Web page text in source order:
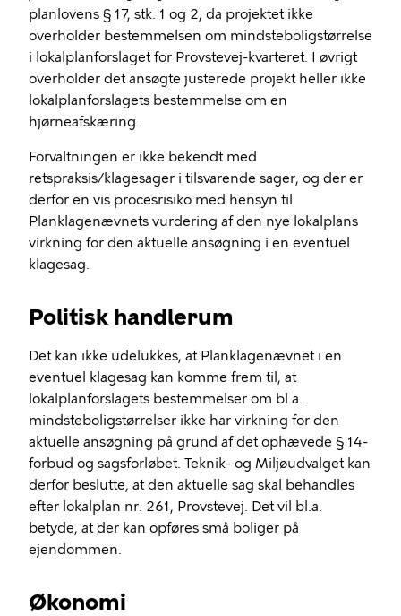
planlovens § 17, stk. 1 og 2, da projektet ikke
overholder bestemmelsen om mindsteboligstørrelse
i lokalplanforslaget for Provstevej-kvarteret. I øvrigt
overholder det ansøgte justerede projekt heller ikke
lokalplanforslagets bestemmelse om en
hjørneafskæring.
Forvaltningen er ikke bekendt med
retspraksis/klagesager i tilsvarende sager, og der er
derfor en vis procesrisiko med hensyn til
Planklagenævnets vurdering af den nye lokalplans
virkning for den aktuelle ansøgning i en eventuel
klagesag.
Politisk handlerum
Det kan ikke udelukkes, at Planklagenævnet i en
eventuel klagesag kan komme frem til, at
lokalplanforslagets bestemmelser om bl.a.
mindsteboligstørrelser ikke har virkning for den
aktuelle ansøgning på grund af det ophævede § 14-
forbud og sagsforløbet. Teknik- og Miljøudvalget kan
derfor beslutte, at den aktuelle sag skal behandles
efter lokalplan nr. 261, Provstevej. Det vil bl.a.
betyde, at der kan opføres små boliger på
ejendommen.
Økonomi